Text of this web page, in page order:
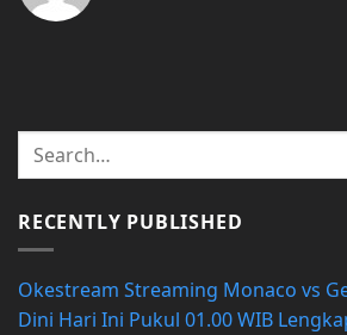
RECENTLY PUBLISHED
Okestream Streaming Monaco vs
Dini Hari Ini Pukul 01.00 WIB